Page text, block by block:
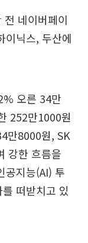
네이버페이
이닉스, 두산에
오른 34만
252만1000원
만8000원, SK
강한 흐름을
공지능(AI) 투
떠받치고 있